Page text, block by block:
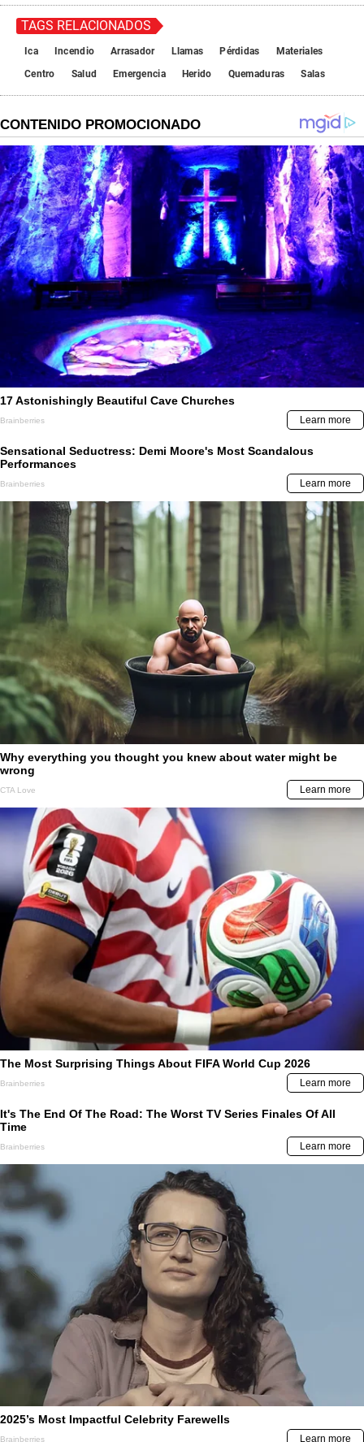
TAGS RELACIONADOS
Ica Incendio Arrasador Llamas Pérdidas
Materiales
Centro
Salud Emergencia Herido Quemaduras Salas